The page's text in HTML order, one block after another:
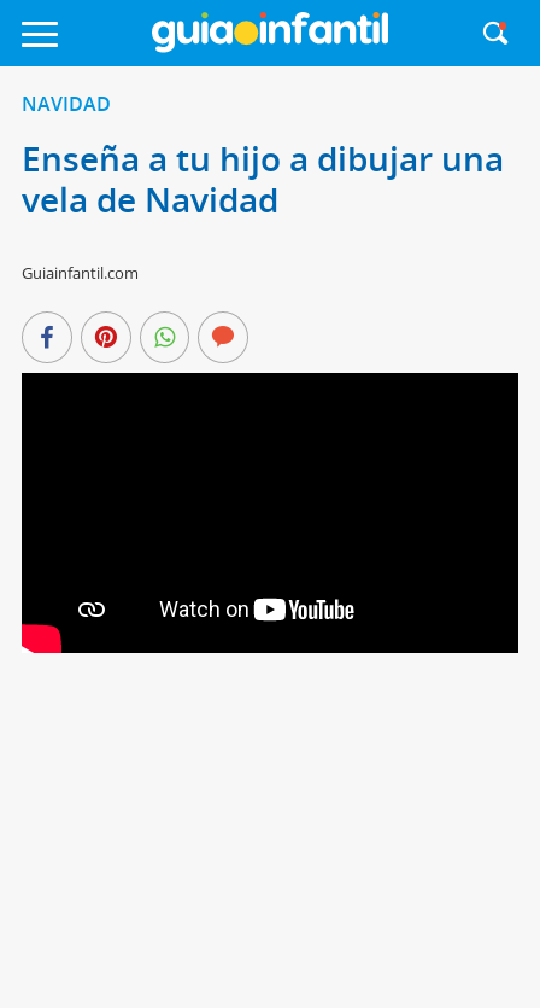
NAVIDAD
Enseña a tu hijo a dibujar una
vela de Navidad
Guiainfantil.com